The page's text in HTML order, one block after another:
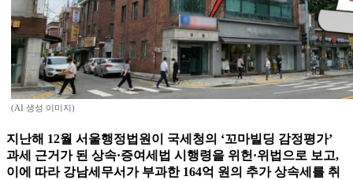
(AI 생성 이미지)
지난해 12월 서울행정법원이 국세청의 ‘꼬마빌딩 감정평가’
과세 근거가 된 상속·증여세법 시행령을 위헌·위법으로 보고,
이에 따라 강남세무서가 부과한 164억 원의 추가 상속세를 취